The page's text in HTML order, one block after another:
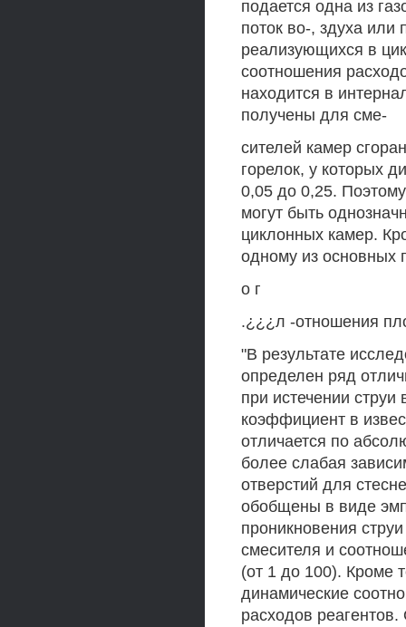
подается одна из
поток во-, здуха или
реализующихся в
соотношения
находится в
получены для сме-
сителей камер
горелок, у которых
0,05 до 0,25.
могут быть
циклонных камер.
одному из основных
о г
.¿¿¿л -отношения
"В результате
определен ряд
при истечении
коэффициент в
отличается по
более слабая
отверстий для
обобщены в виде
проникновения
смесителя и
(от 1 до 100). Кроме
динамические
расходов